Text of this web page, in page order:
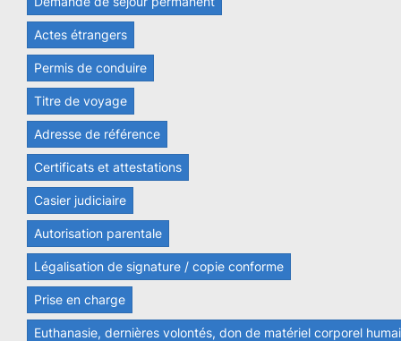
Actes étrangers
Permis de conduire
Titre de voyage
Adresse de référence
Certificats et attestations
Casier judiciaire
Autorisation parentale
Légalisation de signature / copie conforme
Prise en charge
Euthanasie, dernières volontés, don de matériel corporel